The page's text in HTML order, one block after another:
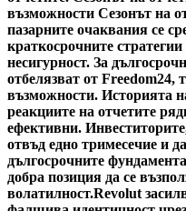
възможности Сезонът на
пазарните очаквания се
краткосрочните
несигурност. За
отбелязват от Freedom24,
възможности. Историята
реакциите на отчетите
ефективни.
отвъд едно тримесечие и
дългосрочните
добра позиция да се
волатилност.Revolut